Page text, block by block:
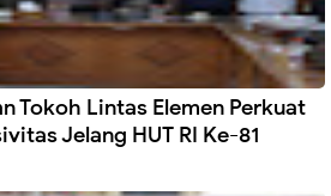
Tokoh Lintas Elemen Perkuat
Jelang HUT RI Ke-81